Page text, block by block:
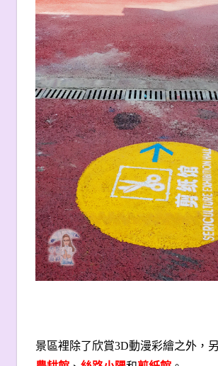
景區裡除了欣賞3D動漫彩繪之外，